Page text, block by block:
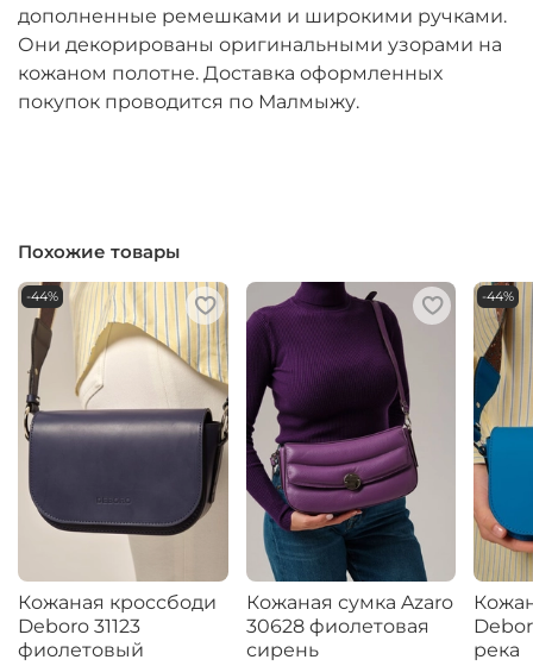
дополненные ремешками и широкими ручками.
Они декорированы оригинальными узорами на
кожаном полотне. Доставка оформленных
покупок проводится по Малмыжу.
Похожие товары
-44%
Кожаная кроссбоди
Deboro 31123
фиолетовый
Кожаная сумка Azaro
30628 фиолетовая
сирень
-44%
река